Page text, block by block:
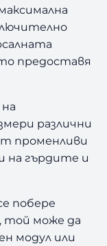
предоставя
различни
променливи
на гърдите и
побере
той може да
модул или